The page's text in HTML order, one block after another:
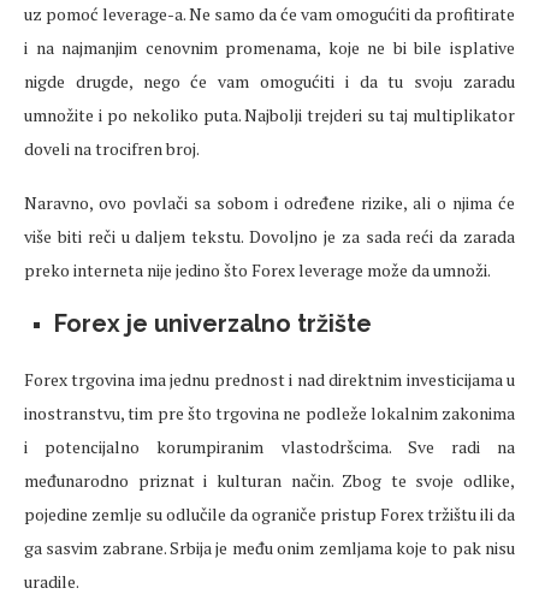
uz pomoć leverage-a. Ne samo da će vam omogućiti da profitirate
i na najmanjim cenovnim promenama, koje ne bi bile isplative
nigde drugde, nego će vam omogućiti i da tu svoju zaradu
umnožite i po nekoliko puta. Najbolji trejderi su taj multiplikator
doveli na trocifren broj.
Naravno, ovo povlači sa sobom i određene rizike, ali o njima će
više biti reči u daljem tekstu. Dovoljno je za sada reći da zarada
preko interneta nije jedino što Forex leverage može da umnoži.
Forex je univerzalno tržište
Forex trgovina ima jednu prednost i nad direktnim investicijama u
inostranstvu, tim pre što trgovina ne podleže lokalnim zakonima
i potencijalno korumpiranim vlastodršcima. Sve radi na
međunarodno priznat i kulturan način. Zbog te svoje odlike,
pojedine zemlje su odlučile da ograniče pristup Forex tržištu ili da
ga sasvim zabrane. Srbija je među onim zemljama koje to pak nisu
uradile.